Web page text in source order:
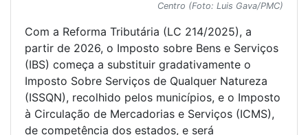
Centro (Foto: Luis Gava/PMC)
Com a Reforma Tributária (LC 214/2025), a
partir de 2026, o Imposto sobre Bens e Serviços
(IBS) começa a substituir gradativamente o
Imposto Sobre Serviços de Qualquer Natureza
(ISSQN), recolhido pelos municípios, e o Imposto
à Circulação de Mercadorias e Serviços (ICMS),
de competência dos estados, e será